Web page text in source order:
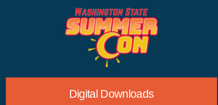
Digital Downloads